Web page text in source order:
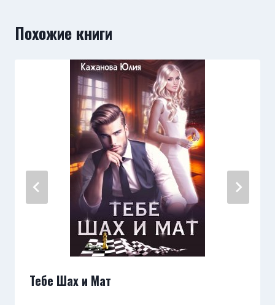
Похожие книги
Тебе Шах и Мат